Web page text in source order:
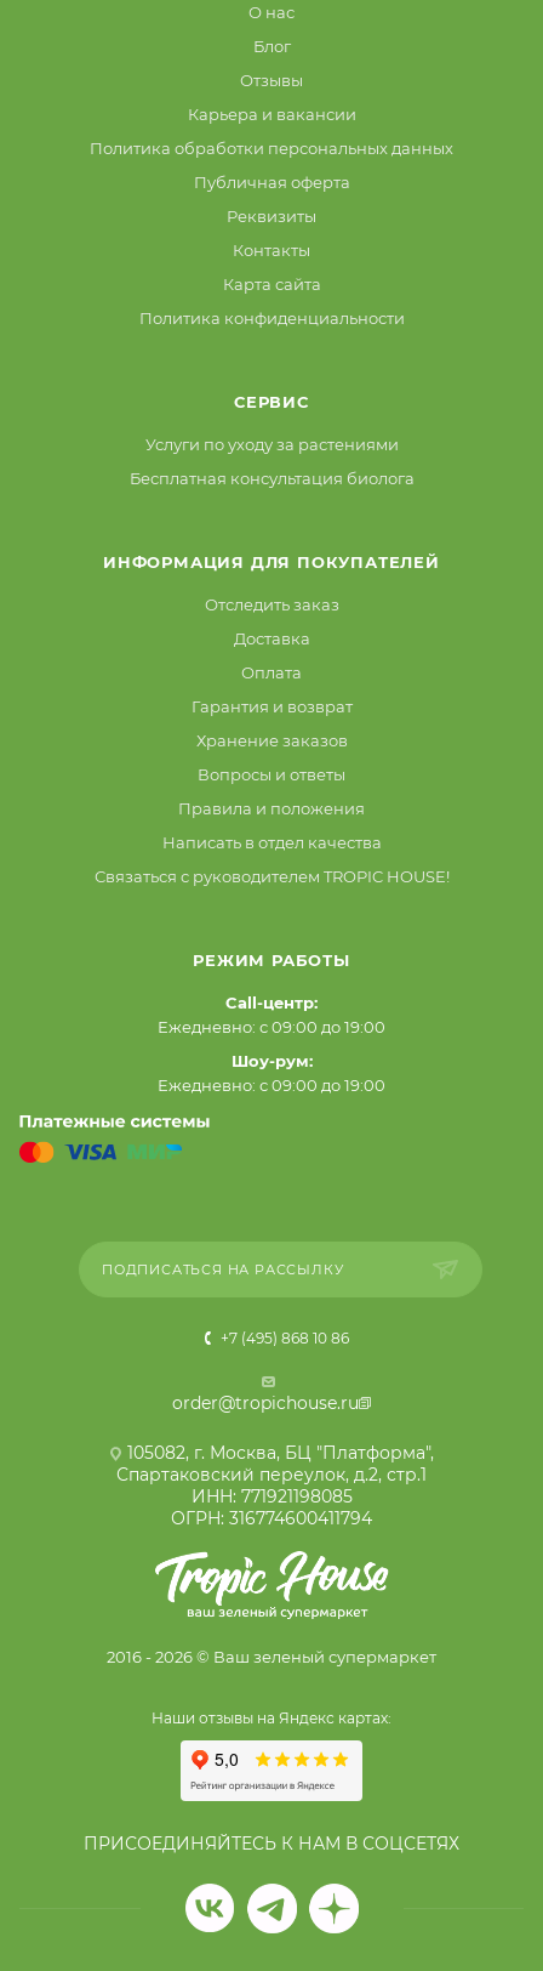
О нас
Блог
Отзывы
Карьера и вакансии
Политика обработки персональных данных
Публичная оферта
Реквизиты
Контакты
Карта сайта
Политика конфиденциальности
СЕРВИС
Услуги по уходу за растениями
Бесплатная консультация биолога
ИНФОРМАЦИЯ ДЛЯ ПОКУПАТЕЛЕЙ
Отследить заказ
Доставка
Оплата
Гарантия и возврат
Хранение заказов
Вопросы и ответы
Правила и положения
Написать в отдел качества
Связаться с руководителем TROPIC HOUSE!
РЕЖИМ РАБОТЫ
Call-центр:
Ежедневно: с 09:00 до 19:00
Шоу-рум:
Ежедневно: с 09:00 до 19:00
ПОДПИСАТЬСЯ НА РАССЫЛКУ
+7 (495) 868 10 86
order@tropichouse.ru
105082, г. Москва, БЦ "Платформа",
Спартаковский переулок, д.2, стр.1
ИНН: 771921198085
ОГРН: 316774600411794
2016 - 2026 © Ваш зеленый супермаркет
Наши отзывы на Яндекс картах:
ПРИСОЕДИНЯЙТЕСЬ К НАМ В СОЦСЕТЯХ